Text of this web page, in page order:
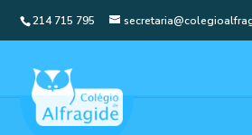
214 715 795